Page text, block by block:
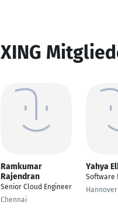
XING
Ramkumar
Rajendran
Senior Cloud Engineer
Chennai
Yahya
Software
Hannover